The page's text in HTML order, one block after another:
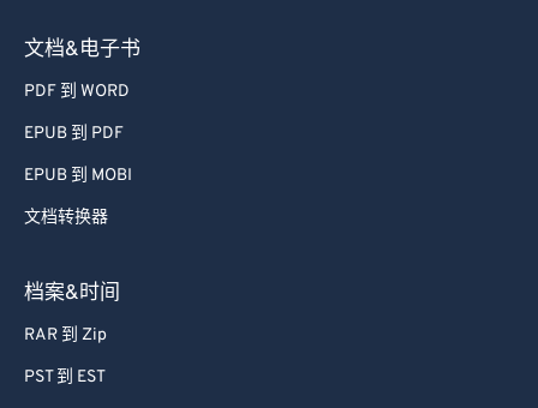
文档&电子书
PDF 到 WORD
EPUB 到 PDF
EPUB 到 MOBI
文档转换器
档案&时间
RAR 到 Zip
PST 到 EST